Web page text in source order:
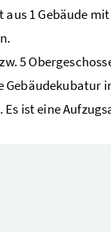
1 Gebäude
5
Gebäudekubatur
ist eine